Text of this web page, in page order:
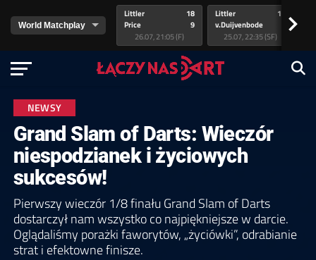
Littler
Price
18
9
26.07, 21:05 (F)
Littler
v.Duijvenbode
17
25.07, 22:35 (SF)
>
NEWSY
Grand Slam of Darts: Wieczór
niespodzianek i życiowych
sukcesów!
Pierwszy wieczór 1/8 finału Grand Slam of Darts
dostarczył nam wszystko co najpiękniejsze w darcie.
Oglądaliśmy porażki faworytów, „życiówki”, odrabianie
strat i efektowne finisze.